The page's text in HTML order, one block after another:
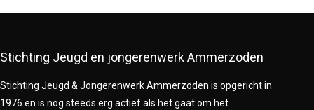
Stichting Jeugd en jongerenwerk Ammerzoden
Stichting Jeugd & Jongerenwerk Ammerzoden is opgericht in
1976 en is nog steeds erg actief als het gaat om het